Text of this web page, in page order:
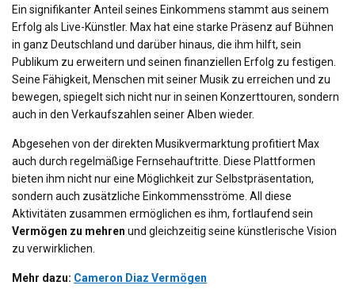
Ein signifikanter Anteil seines Einkommens stammt aus seinem
Erfolg als Live-Künstler. Max hat eine starke Präsenz auf Bühnen
in ganz Deutschland und darüber hinaus, die ihm hilft, sein
Publikum zu erweitern und seinen finanziellen Erfolg zu festigen.
Seine Fähigkeit, Menschen mit seiner Musik zu erreichen und zu
bewegen, spiegelt sich nicht nur in seinen Konzerttouren, sondern
auch in den Verkaufszahlen seiner Alben wieder.
Abgesehen von der direkten Musikvermarktung profitiert Max
auch durch regelmäßige Fernsehauftritte. Diese Plattformen
bieten ihm nicht nur eine Möglichkeit zur Selbstpräsentation,
sondern auch zusätzliche Einkommensströme. All diese
Aktivitäten zusammen ermöglichen es ihm, fortlaufend sein
Vermögen zu mehren und gleichzeitig seine künstlerische Vision
zu verwirklichen.
Mehr dazu: Cameron Diaz Vermögen